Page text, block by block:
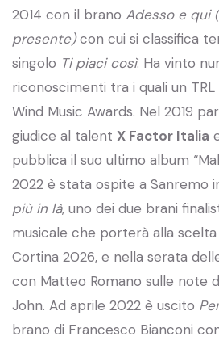
2014 con il brano Adesso e qui
presente)con cui si classifica
singolo Ti piaci così. Ha vinto
riconoscimenti tra i quali un
Wind Music Awards. Nel 2019
giudice al talent X Factor Italia
pubblica il suo ultimo album
2022 è stata ospite a Sanremo
più in là, uno dei due brani
musicale che porterà alla scelta
Cortina 2026, e nella serata
con Matteo Romano sulle note
John. Ad aprile 2022 è uscito
brano di Francesco Bianconi